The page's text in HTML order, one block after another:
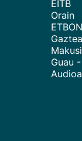
EITB
Orain
ETBON
Gaztea
Makusi
Guau
Audioa